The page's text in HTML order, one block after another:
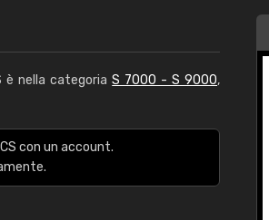
è nella categoriaS 7000 - S 9000,
con un account.